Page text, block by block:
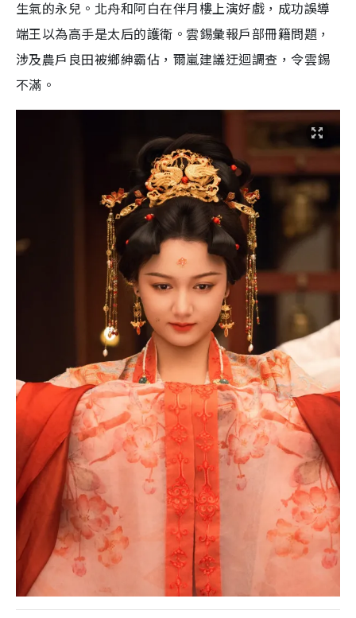
生氣的永兒。北舟和阿白在伴月樓上演好戲，成功誤導
端王以為高手是太后的護衛。雲錫彙報戶部冊籍問題，
涉及農戶良田被鄉紳霸佔，爾嵐建議迂迴調查，令雲錫
不滿。